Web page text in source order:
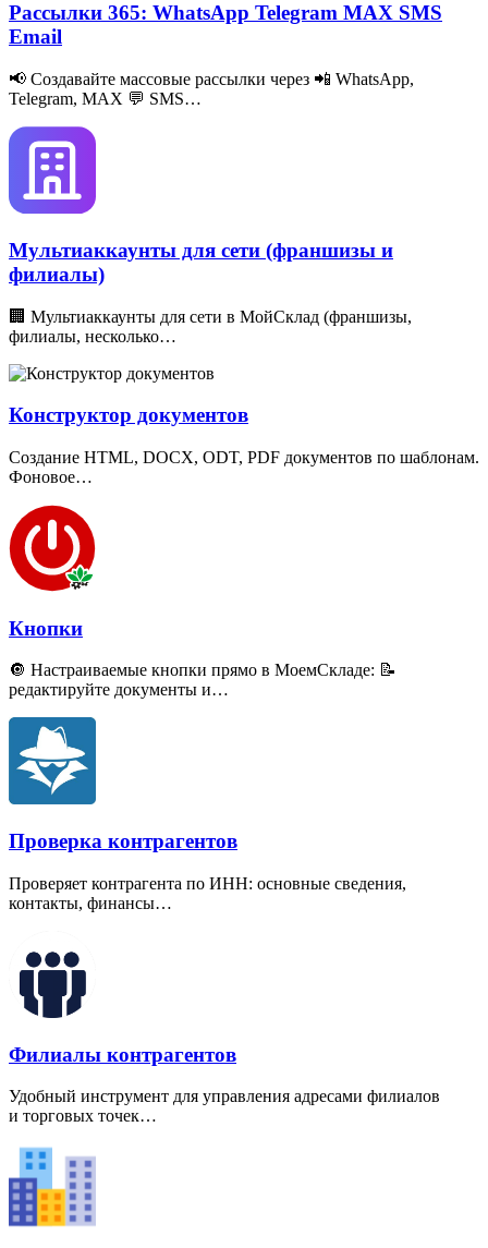
Рассылки 365: WhatsApp Telegram MAX SMS
Email
📢 Создавайте массовые рассылки через 📲 WhatsApp,
Telegram, MAX 💬 SMS…
Мультиаккаунты для сети (франшизы и
филиалы)
🏢 Мультиаккаунты для сети в МойСклад (франшизы,
филиалы, несколько…
Конструктор документов
Создание HTML, DOCX, ODT, PDF документов по шаблонам.
Фоновое…
Кнопки
🔘 Настраиваемые кнопки прямо в МоемСкладе: 📝
редактируйте документы и…
Проверка контрагентов
Проверяет контрагента по ИНН: основные сведения,
контакты, финансы…
Филиалы контрагентов
Удобный инструмент для управления адресами филиалов
и торговых точек…